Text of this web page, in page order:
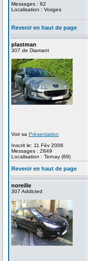
Messages : 62
Localisation : Vosges
Revenir en haut de page
plastman
307 de Diamant
Voir sa Présentation
Inscrit le: 11 Fév 2006
Messages : 2849
Localisation : Ternay (69)
Revenir en haut de page
noreille
307 Addicted